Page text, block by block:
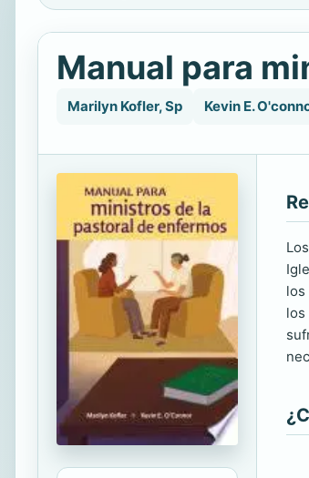
Manual para
Marilyn Kofler, Sp Kevin E.
los
los